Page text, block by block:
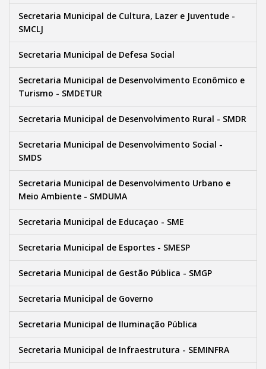
Secretaria Municipal de Cultura, Lazer e Juventude -
SMCLJ
Secretaria Municipal de Defesa Social
Secretaria Municipal de Desenvolvimento Econômico e
Turismo - SMDETUR
Secretaria Municipal de Desenvolvimento Rural - SMDR
Secretaria Municipal de Desenvolvimento Social -
SMDS
Secretaria Municipal de Desenvolvimento Urbano e
Meio Ambiente - SMDUMA
Secretaria Municipal de Educaçao - SME
Secretaria Municipal de Esportes - SMESP
Secretaria Municipal de Gestão Pública - SMGP
Secretaria Municipal de Governo
Secretaria Municipal de Iluminação Pública
Secretaria Municipal de Infraestrutura - SEMINFRA